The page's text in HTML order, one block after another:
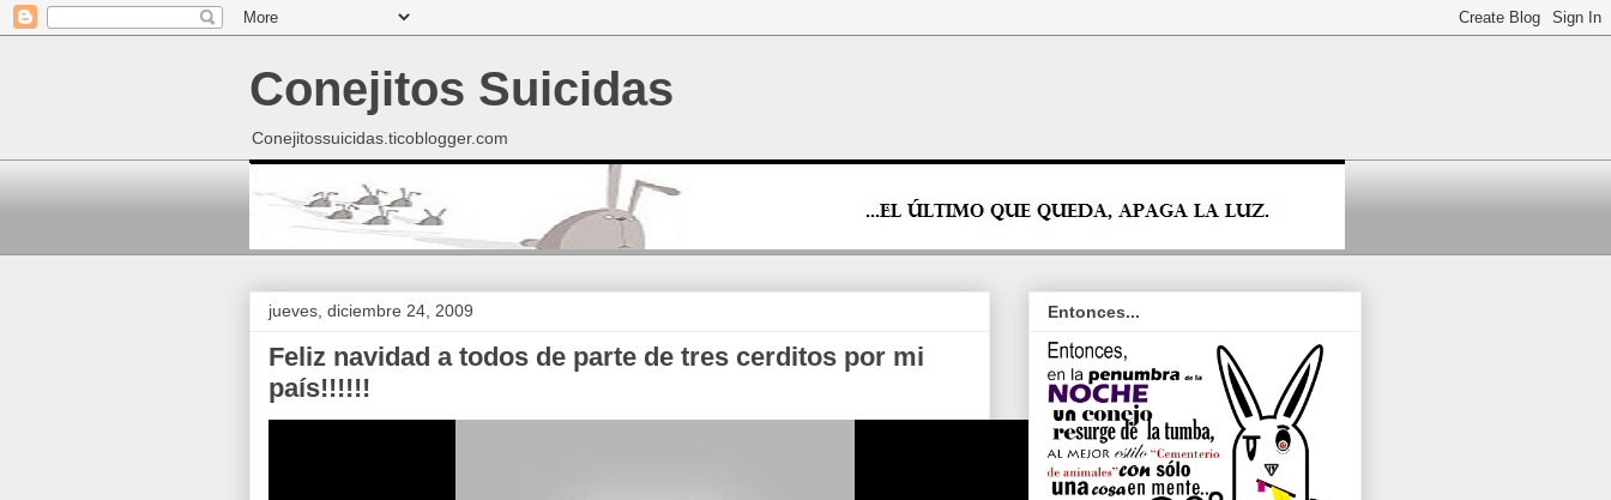
Conejitos Suicidas
Conejitossuicidas.ticoblogger.com
jueves, diciembre 24, 2009
Feliz navidad a todos de parte de tres cerditos por mi
país!!!!!!
Entonces...